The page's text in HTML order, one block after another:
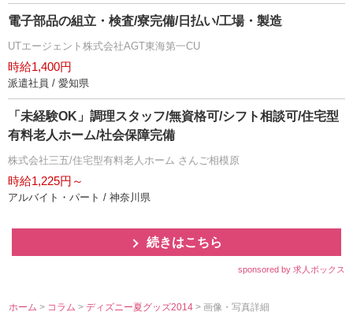
電子部品の組立・検査/寮完備/日払い/工場・製造
UTエージェント株式会社AGT東海第一CU
時給1,400円
派遣社員 / 愛知県
「未経験OK」調理スタッフ/無資格可/シフト相談可/住宅型
有料老人ホーム/社会保障完備
株式会社三五/住宅型有料老人ホーム さんご相模原
時給1,225円～
アルバイト・パート / 神奈川県
続きはこちら
sponsored by 求人ボックス
ホーム > コラム>ディズニー夏グッズ2014> 画像・写真詳細